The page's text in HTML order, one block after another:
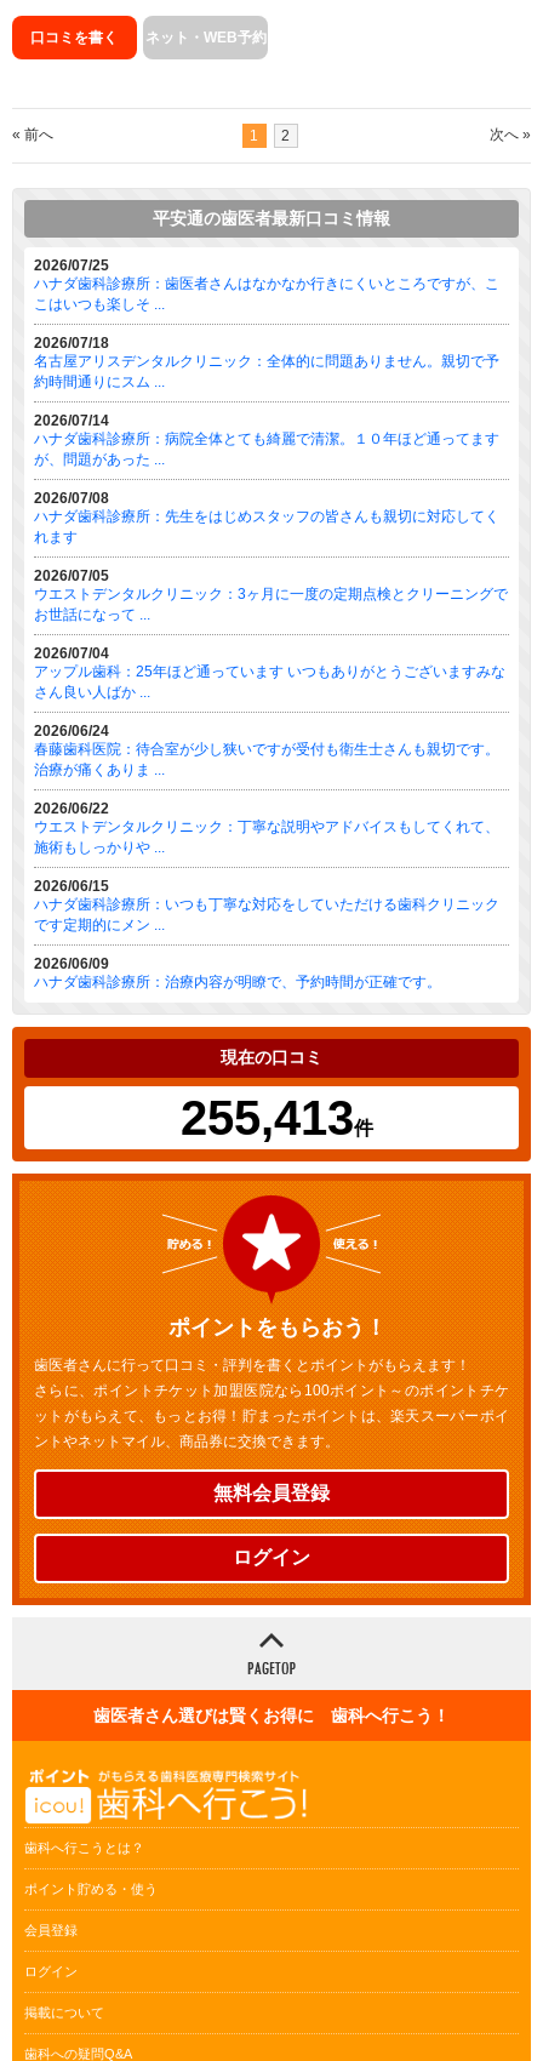
口コミを書く ネット・WEB予約
« 前へ 1 2 次へ »
平安通の歯医者最新口コミ情報
2026/07/25
ハナダ歯科診療所：歯医者さんはなかなか行きにくいところですが、こ
こはいつも楽しそ ...
2026/07/18
名古屋アリスデンタルクリニック：全体的に問題ありません。親切で予
約時間通りにスム ...
2026/07/14
ハナダ歯科診療所：病院全体とても綺麗で清潔。１０年ほど通ってます
が、問題があった ...
2026/07/08
ハナダ歯科診療所：先生をはじめスタッフの皆さんも親切に対応してく
れます
2026/07/05
ウエストデンタルクリニック：3ヶ月に一度の定期点検とクリーニングで
お世話になって ...
2026/07/04
アップル歯科：25年ほど通っています いつもありがとうございますみな
さん良い人ばか ...
2026/06/24
春藤歯科医院：待合室が少し狭いですが受付も衛生士さんも親切です。
治療が痛くありま ...
2026/06/22
ウエストデンタルクリニック：丁寧な説明やアドバイスもしてくれて、
施術もしっかりや ...
2026/06/15
ハナダ歯科診療所：いつも丁寧な対応をしていただける歯科クリニック
です定期的にメン ...
2026/06/09
ハナダ歯科診療所：治療内容が明瞭で、予約時間が正確です。
現在の口コミ
255,413件
ポイントをもらおう！
歯医者さんに行って口コミ・評判を書くとポイントがもらえます！
さらに、ポイントチケット加盟医院なら100ポイント～のポイントチケ
ットがもらえて、もっとお得！貯まったポイントは、楽天スーパーポイ
ントやネットマイル、商品券に交換できます。
無料会員登録
ログイン
歯医者さん選びは賢くお得に 歯科へ行こう！
歯科へ行こうとは？
ポイント貯める・使う
会員登録
ログイン
掲載について
歯科への疑問Q&A